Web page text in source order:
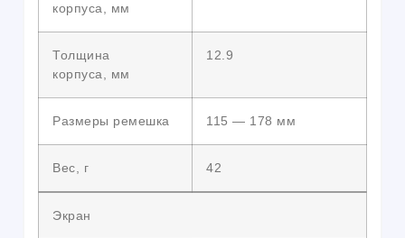
корпуса, мм
Толщина
корпуса, мм
12.9
Размеры ремешка 115 — 178 мм
Вес, г 42
Экран